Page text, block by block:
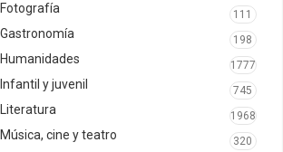
Fotografía 111
Gastronomía 198
Humanidades 1777
Infantil y juvenil 745
Literatura 1968
Música, cine y teatro 320